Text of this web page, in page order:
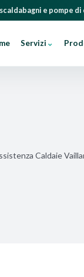
e pompe di
Servizi
Caldaie